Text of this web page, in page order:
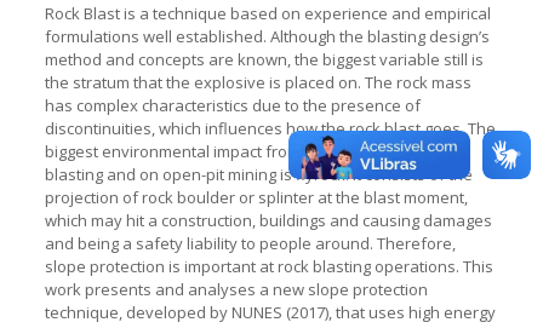
Rock Blast is a technique based on experience and empirical
formulations well established. Although the blasting design’s
method and concepts are known, the biggest variable still is
the stratum that the explosive is placed on. The rock mass
has complex characteristics due to the presence of
discontinuities, which influences how the rock blast goes. The
biggest environmental impact from excavation by rock
blasting and on open-pit mining is flyrock. It consists of the
projection of rock boulder or splinter at the blast moment,
which may hit a construction, buildings and causing damages
and being a safety liability to people around. Therefore,
slope protection is important at rock blasting operations. This
work presents and analyses a new slope protection
technique, developed by NUNES (2017), that uses high energy